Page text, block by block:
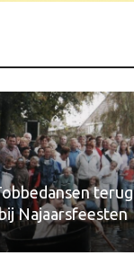
terug
Najaarsfeesten